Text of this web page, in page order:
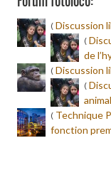
( Discussion
(
de
( Discussion
(
( Technique
fonction